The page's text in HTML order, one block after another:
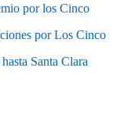
por los Cinco
por Los Cinco
Santa Clara